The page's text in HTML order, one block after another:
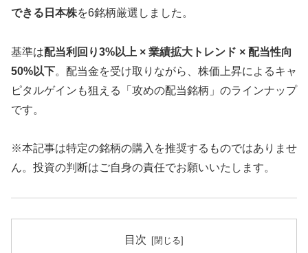
できる日本株を6銘柄厳選しました。
基準は配当利回り3%以上 × 業績拡大トレンド × 配当性向
50%以下。配当金を受け取りながら、株価上昇によるキャ
ピタルゲインも狙える「攻めの配当銘柄」のラインナップ
です。
※本記事は特定の銘柄の購入を推奨するものではありませ
ん。投資の判断はご自身の責任でお願いいたします。
目次